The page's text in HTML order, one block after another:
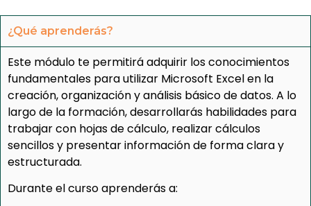
¿Qué aprenderás?
Este módulo te permitirá adquirir los conocimientos
fundamentales para utilizar Microsoft Excel en la
creación, organización y análisis básico de datos. A lo
largo de la formación, desarrollarás habilidades para
trabajar con hojas de cálculo, realizar cálculos
sencillos y presentar información de forma clara y
estructurada.
Durante el curso aprenderás a: